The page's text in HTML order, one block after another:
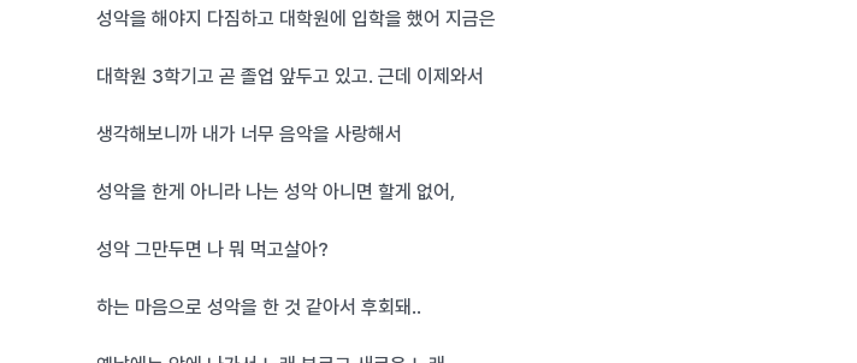
성악을 해야지 다짐하고 대학원에 입학을 했어 지금은
대학원 3학기고 곧 졸업 앞두고 있고. 근데 이제와서
생각해보니까 내가 너무 음악을 사랑해서
성악을 한게 아니라 나는 성악 아니면 할게 없어,
성악 그만두면 나 뭐 먹고살아?
하는 마음으로 성악을 한 것 같아서 후회돼..